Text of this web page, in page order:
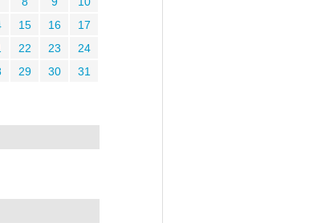
15 16
17
22 23
24
29 30
31